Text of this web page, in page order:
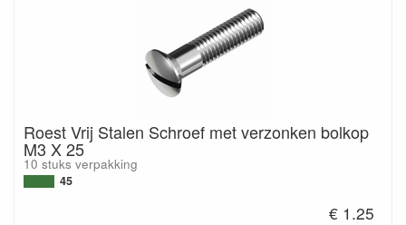
Roest Vrij Stalen Schroef met verzonken bolkop
M3 X 25
10 stuks verpakking
45
€ 1.25